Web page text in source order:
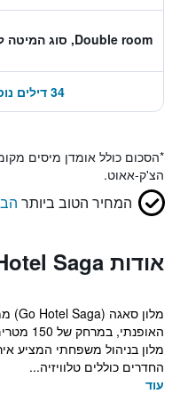
Double room, סוג המיטה לא ידוע
34 דילים נוספים החל מ-₪194
*הסכום כולל אומדן מיסים
הצ'ק-אאוט.
המחיר הטוב ביותר
אודות Go Hotel Saga
מלון בניהול משפחתי המציע
החדרים כוללים טלוויזיה...
עוד